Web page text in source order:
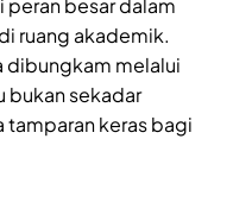
besar dalam
ruang akademik.
dibungkam melalui
bukan sekadar
keras bagi